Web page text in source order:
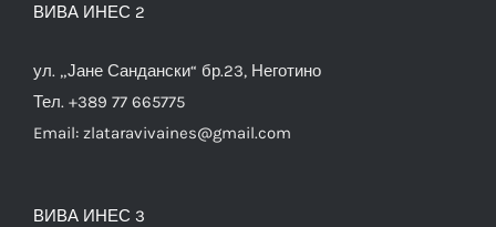
ВИВА ИНЕС 2
ул. „Јане Сандански“ бр.23, Неготино
Тел. +389 77 665775
Email: zlataravivaines@gmail.com
ВИВА ИНЕС 3